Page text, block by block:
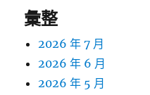
彙整
2026 年 7 月
2026 年 6 月
2026 年 5 月